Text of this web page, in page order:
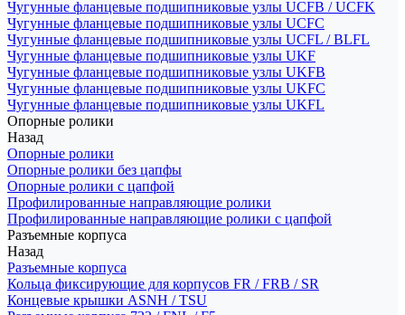
Чугунные фланцевые подшипниковые узлы UCFB / UCFK
Чугунные фланцевые подшипниковые узлы UCFC
Чугунные фланцевые подшипниковые узлы UCFL / BLFL
Чугунные фланцевые подшипниковые узлы UKF
Чугунные фланцевые подшипниковые узлы UKFB
Чугунные фланцевые подшипниковые узлы UKFC
Чугунные фланцевые подшипниковые узлы UKFL
Опорные ролики
Назад
Опорные ролики
Опорные ролики без цапфы
Опорные ролики с цапфой
Профилированные направляющие ролики
Профилированные направляющие ролики с цапфой
Разъемные корпуса
Назад
Разъемные корпуса
Кольца фиксирующие для корпусов FR / FRB / SR
Концевые крышки ASNH / TSU